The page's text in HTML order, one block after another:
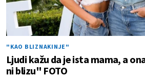
"KAO BLIZNAKINJE"
Ljudi kažu da je ista mama, a
ni blizu" FOTO